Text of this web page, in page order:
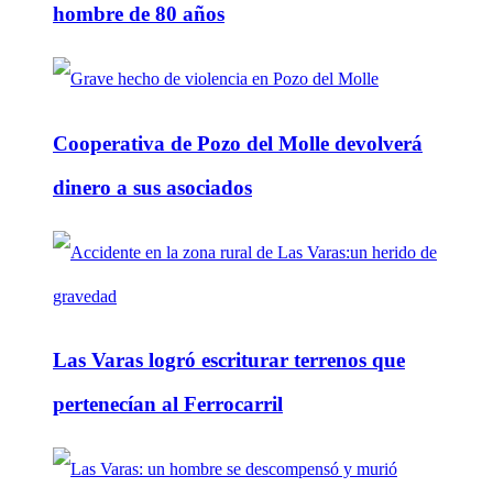
hombre de 80 años
Cooperativa de Pozo del Molle devolverá
dinero a sus asociados
Las Varas logró escriturar terrenos que
pertenecían al Ferrocarril